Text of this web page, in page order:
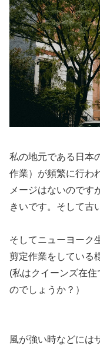
私の地元である日本
作業）が頻繁に行わ
メージはないのです
きいです。そして古
そしてニューヨーク
剪定作業をしている
(私はクイーンズ在
のでしょうか？）
風が強い時などには